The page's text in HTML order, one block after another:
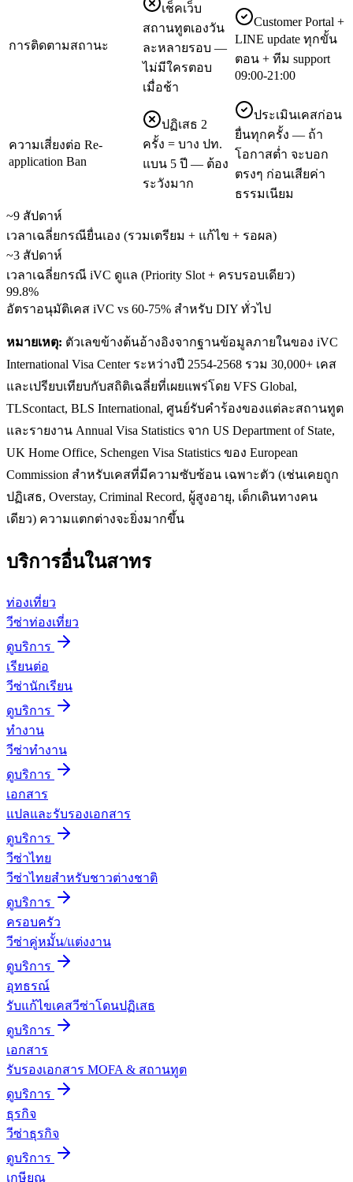
การติดตามสถานะ
เช็คเว็บ
สถานทูตเองวัน
ละหลายรอบ —
ไม่มีใครตอบ
เมื่อช้า
Customer Portal +
LINE update ทุกขั้น
ตอน + ทีม support
09:00-21:00
ความเสี่ยงต่อ Re-
application Ban
ปฏิเสธ 2
ครั้ง = บาง ปท.
แบน 5 ปี — ต้อง
ระวังมาก
ประเมินเคสก่อน
ยื่นทุกครั้ง — ถ้า
โอกาสต่ำ จะบอก
ตรงๆ ก่อนเสียค่า
ธรรมเนียม
~9 สัปดาห์
เวลาเฉลี่ยกรณียื่นเอง (รวมเตรียม + แก้ไข + รอผล)
~3 สัปดาห์
เวลาเฉลี่ยกรณี iVC ดูแล (Priority Slot + ครบรอบเดียว)
99.8%
อัตราอนุมัติเคส iVC vs 60-75% สำหรับ DIY ทั่วไป
หมายเหตุ: ตัวเลขข้างต้นอ้างอิงจากฐานข้อมูลภายในของ iVC
International Visa Center ระหว่างปี 2554-2568 รวม 30,000+ เคส
และเปรียบเทียบกับสถิติเฉลี่ยที่เผยแพร่โดย VFS Global,
TLScontact, BLS International, ศูนย์รับคำร้องของแต่ละสถานทูต
และรายงาน Annual Visa Statistics จาก US Department of State,
UK Home Office, Schengen Visa Statistics ของ European
Commission สำหรับเคสที่มีความซับซ้อน เฉพาะตัว (เช่นเคยถูก
ปฏิเสธ, Overstay, Criminal Record, ผู้สูงอายุ, เด็กเดินทางคน
เดียว) ความแตกต่างจะยิ่งมากขึ้น
บริการอื่นในสาทร
ท่องเที่ยว
วีซ่าท่องเที่ยว
ดูบริการ
เรียนต่อ
วีซ่านักเรียน
ดูบริการ
ทำงาน
วีซ่าทำงาน
ดูบริการ
เอกสาร
แปลและรับรองเอกสาร
ดูบริการ
วีซ่าไทย
วีซ่าไทยสำหรับชาวต่างชาติ
ดูบริการ
ครอบครัว
วีซ่าคู่หมั้น/แต่งงาน
ดูบริการ
อุทธรณ์
รับแก้ไขเคสวีซ่าโดนปฏิเสธ
ดูบริการ
เอกสาร
รับรองเอกสาร MOFA & สถานทูต
ดูบริการ
ธุรกิจ
วีซ่าธุรกิจ
ดูบริการ
เกษียณ